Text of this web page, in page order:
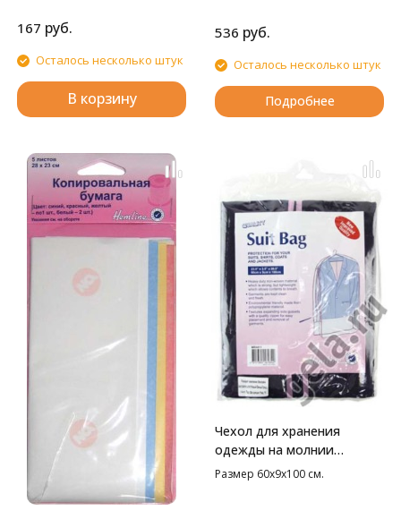
167 руб.
Осталось несколько штук
В корзину
536 руб.
Осталось несколько штук
Подробнее
Чехол для хранения
одежды на молнии
Hemline
Размер 60х9х100 см.